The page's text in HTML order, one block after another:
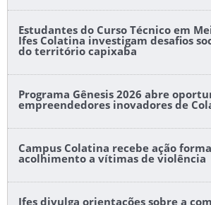
Estudantes do Curso Técnico em
Ifes Colatina investigam desafios
do território capixaba
Programa Gênesis 2026 abre
empreendedores inovadores de
Campus Colatina recebe ação
acolhimento a vítimas de violência
Ifes divulga orientações sobre a